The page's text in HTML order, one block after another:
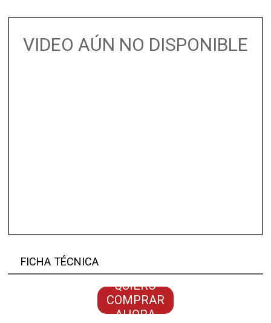
VIDEO AÚN NO DISPONIBLE
FICHA TÉCNICA
QUIERO
COMPRAR
AHORA